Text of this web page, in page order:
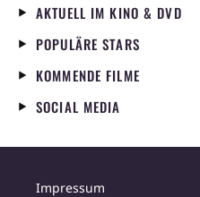
AKTUELL IM KINO & DVD
POPULÄRE STARS
KOMMENDE FILME
SOCIAL MEDIA
Impressum